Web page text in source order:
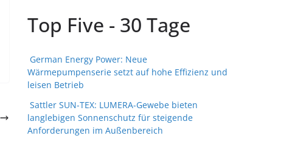
Top Five - 30 Tage
German Energy Power: Neue
Wärmepumpenserie setzt auf hohe Effizienz und
leisen Betrieb
Sattler SUN-TEX: LUMERA-Gewebe bieten
langlebigen Sonnenschutz für steigende
Anforderungen im Außenbereich